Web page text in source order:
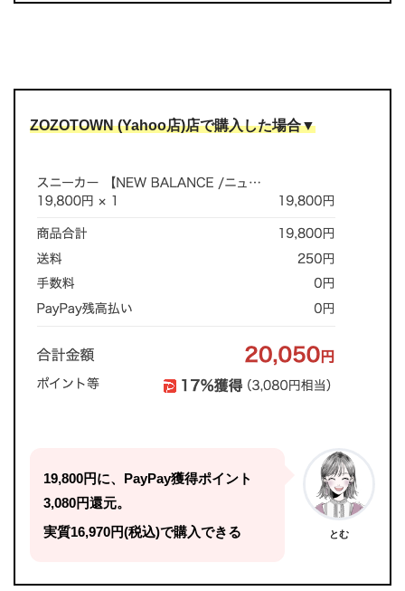
ZOZOTOWN (Yahoo店)店で購入した場合▼
19,800円に、PayPay獲得ポイント
3,080円還元。
実質16,970円(税込)で購入できる
とむ